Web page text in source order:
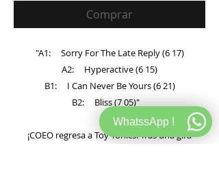
Comprar
"A1: Sorry For The Late Reply (6 17)
A2: Hyperactive (6 15)
B1: I Can Never Be Yours (6 21)
B2: Bliss (7 05)"
¡COEO regresa a Toy Tonics! Tras una gira
WhatssApp !